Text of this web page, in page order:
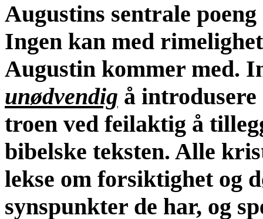
Augustins sentrale poeng
Ingen kan med
Augustin kommer med.
unødvendig å
troen ved feilaktig å
bibelske teksten. Alle
lekse om forsiktighet og
synspunkter de har, og